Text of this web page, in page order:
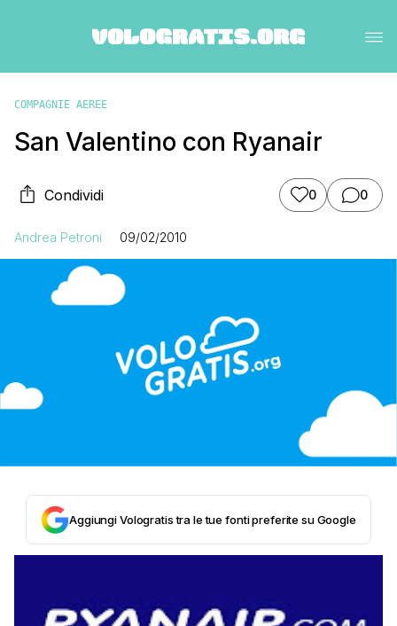
COMPAGNIE AEREE
San Valentino con Ryanair
Condividi 0 0
Andrea Petroni 09/02/2010
Aggiungi Vologratis tra le tue fonti preferite su Google